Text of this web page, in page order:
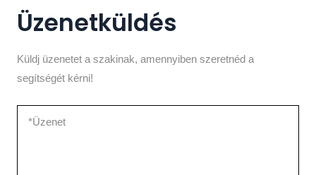
Üzenetküldés
Küldj üzenetet a szakinak, amennyiben szeretnéd a
segítségét kérni!